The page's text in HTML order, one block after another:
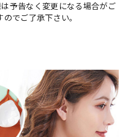
予告なく変更になる場合がご
でご了承下さい。